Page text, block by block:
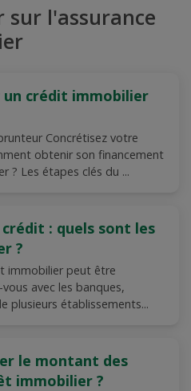
sur l'assurance
crédit immobilier
Concrétisez votre
obtenir son financement
? Les étapes clés du ...
: quels sont les
?
immobilier peut être
avec les banques,
plusieurs établissements...
le montant des
immobilier ?